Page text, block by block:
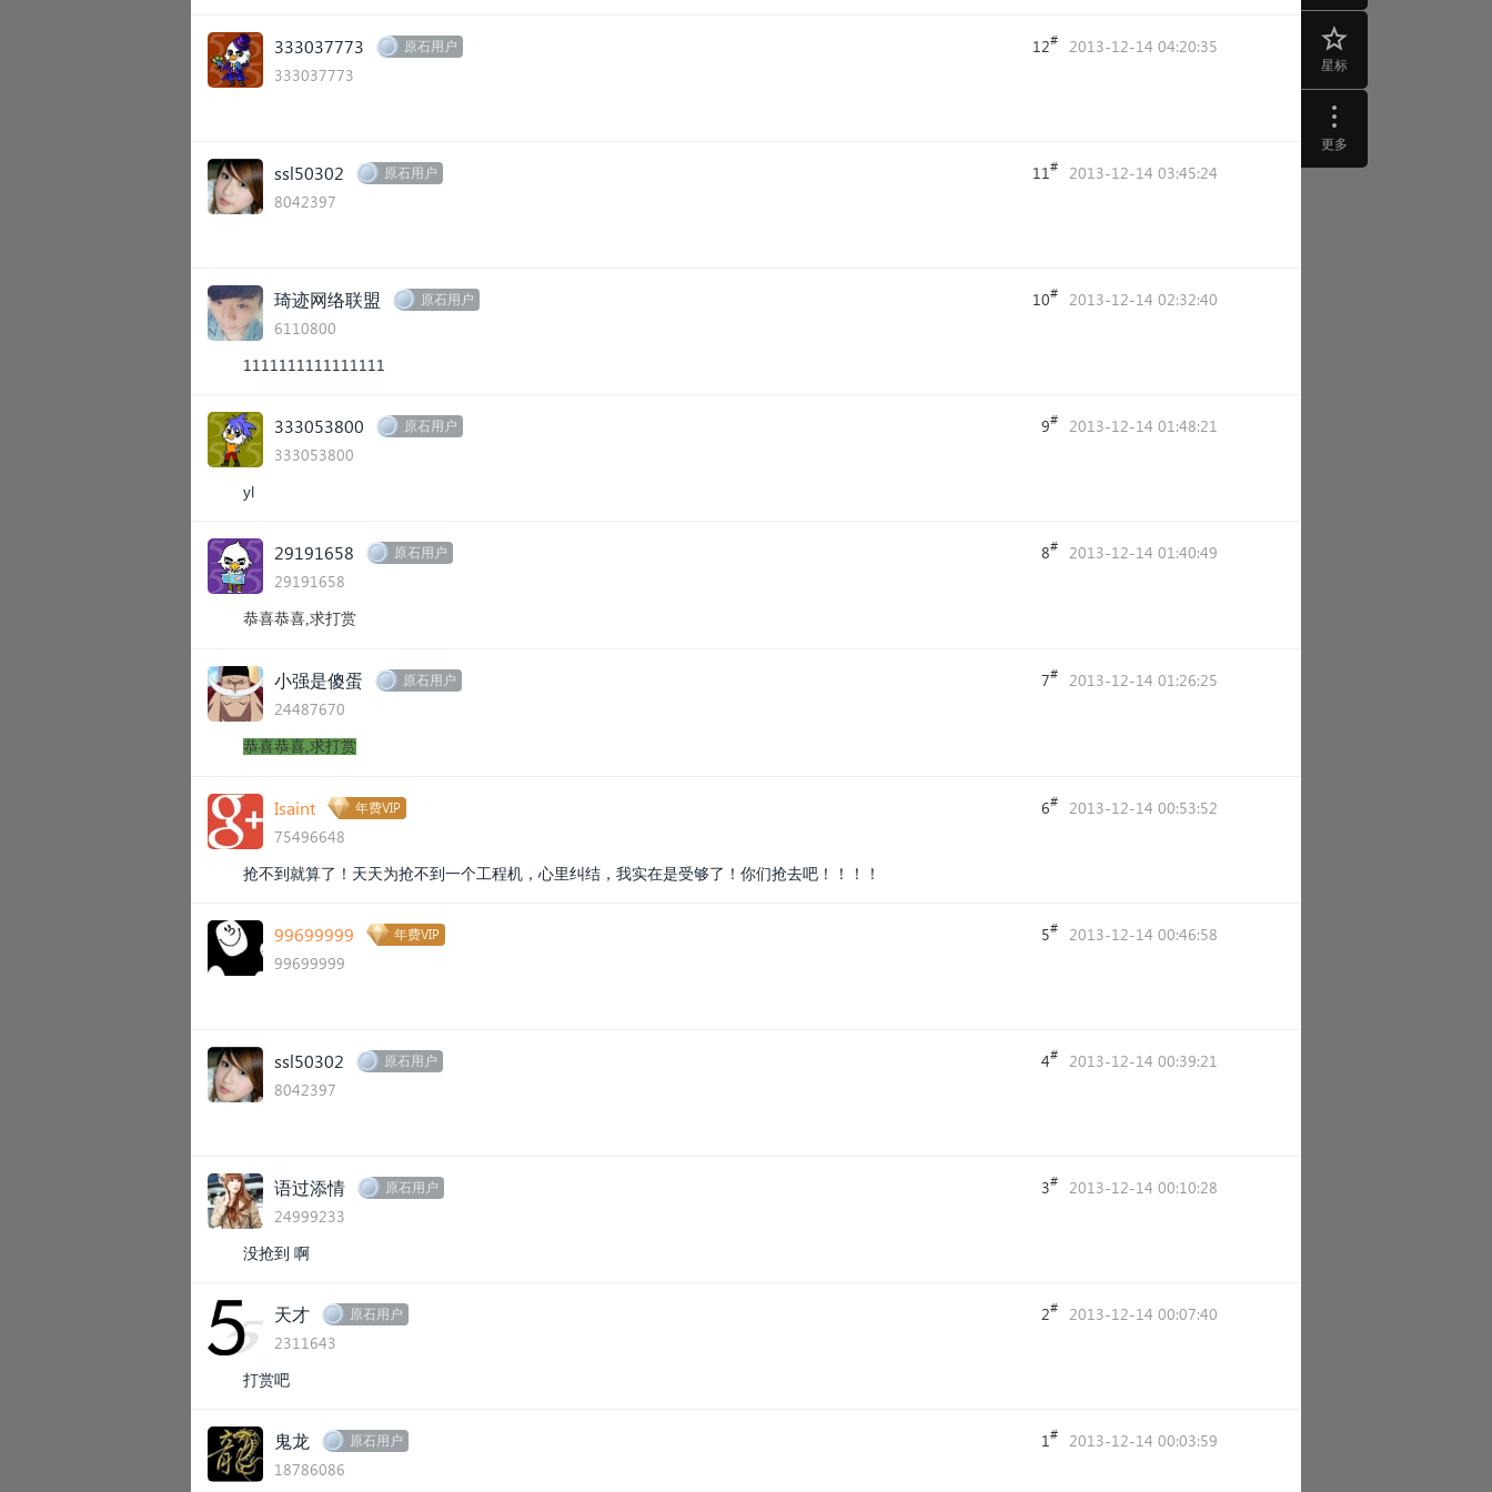
星标
更多
333037773 原石用户
333037773
12# 2013-12-14 04:20:35
ssl50302 原石用户
8042397
11# 2013-12-14 03:45:24
琦迹网络联盟 原石用户
6110800
10# 2013-12-14 02:32:40
1111111111111111
333053800 原石用户
333053800
9# 2013-12-14 01:48:21
yl
29191658 原石用户
29191658
8# 2013-12-14 01:40:49
​恭喜恭喜,求打赏
小强是傻蛋 原石用户
24487670
7# 2013-12-14 01:26:25
恭喜恭喜,求打赏​
Isaint 年费VIP
75496648
6# 2013-12-14 00:53:52
抢不到就算了！天天为抢不到一个工程机，心里纠结，我实在是受够了！你们抢去吧！！！！​
99699999 年费VIP
99699999
5# 2013-12-14 00:46:58
ssl50302 原石用户
8042397
4# 2013-12-14 00:39:21
语过添情 原石用户
24999233
3# 2013-12-14 00:10:28
没抢到 啊
天才 原石用户
2311643
2# 2013-12-14 00:07:40
打赏吧
鬼龙 原石用户
18786086
1# 2013-12-14 00:03:59